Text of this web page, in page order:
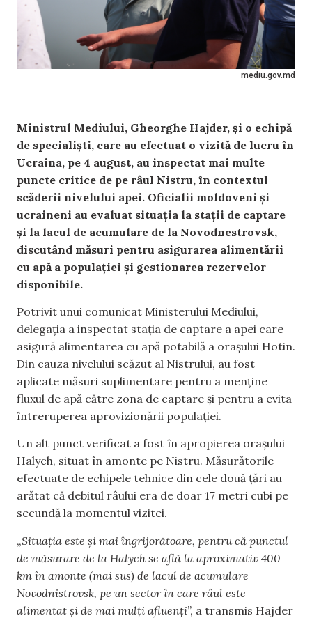
mediu.gov.md
Ministrul Mediului, Gheorghe Hajder, și o echipă
de specialiști, care au efectuat o vizită de lucru în
Ucraina, pe 4 august, au inspectat mai multe
puncte critice de pe râul Nistru, în contextul
scăderii nivelului apei. Oficialii moldoveni și
ucraineni au evaluat situația la stații de captare
și la lacul de acumulare de la Novodnestrovsk,
discutând măsuri pentru asigurarea alimentării
cu apă a populației și gestionarea rezervelor
disponibile.
Potrivit unui comunicat Ministerului Mediului,
delegația a inspectat stația de captare a apei care
asigură alimentarea cu apă potabilă a orașului Hotin.
Din cauza nivelului scăzut al Nistrului, au fost
aplicate măsuri suplimentare pentru a menține
fluxul de apă către zona de captare și pentru a evita
întreruperea aprovizionării populației.
Un alt punct verificat a fost în apropierea orașului
Halych, situat în amonte pe Nistru. Măsurătorile
efectuate de echipele tehnice din cele două țări au
arătat că debitul râului era de doar 17 metri cubi pe
secundă la momentul vizitei.
„Situația este și mai îngrijorătoare, pentru că punctul
de măsurare de la Halych se află la aproximativ 400
km în amonte (mai sus) de lacul de acumulare
Novodnistrovsk, pe un sector în care râul este
alimentat și de mai mulți afluenți”, a transmis Hajder